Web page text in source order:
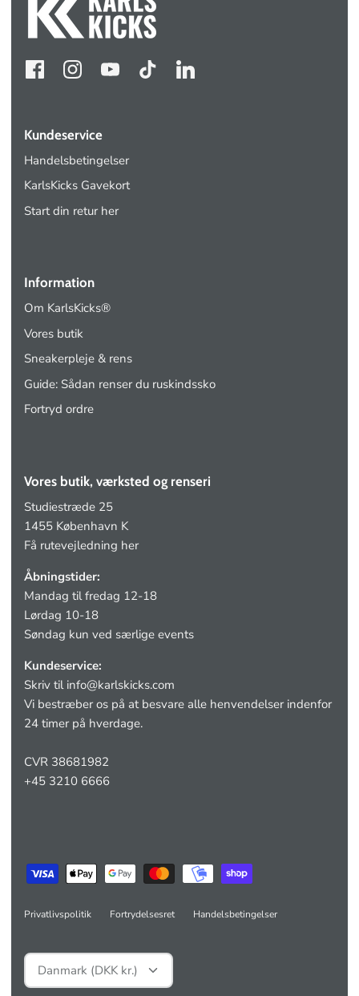
Kundeservice
Handelsbetingelser
KarlsKicks Gavekort
Start din retur her
Information
Om KarlsKicks®
Vores butik
Sneakerpleje & rens
Guide: Sådan renser du ruskindssko
Fortryd ordre
Vores butik, værksted og renseri
Studiestræde 25
1455 København K
Få rutevejledning her
Åbningstider:
Mandag til fredag 12-18
Lørdag 10-18
Søndag kun ved særlige events
Kundeservice:
Skriv til info@karlskicks.com
Vi bestræber os på at besvare alle henvendelser indenfor
24 timer på hverdage.
CVR 38681982
+45 3210 6666
Privatlivspolitik Fortrydelsesret Handelsbetingelser
Valuta
Danmark (DKK kr.)